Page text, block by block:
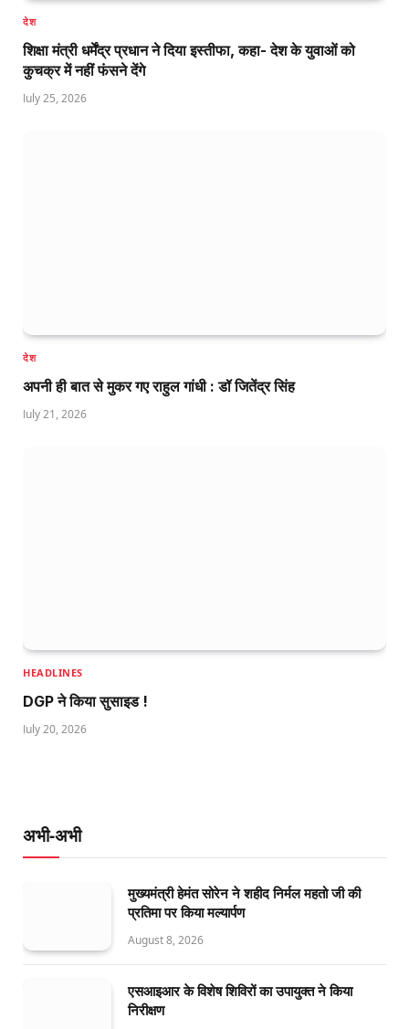
देश
शिक्षा मंत्री धर्मेंद्र प्रधान ने दिया इस्तीफा, कहा- देश के युवाओं को
कुचक्र में नहीं फंसने देंगे
July 25, 2026
देश
अपनी ही बात से मुकर गए राहुल गांधी : डॉ जितेंद्र सिंह
July 21, 2026
HEADLINES
DGP ने किया सुसाइड !
July 20, 2026
अभी-अभी
मुख्यमंत्री हेमंत सोरेन ने शहीद निर्मल महतो जी की
प्रतिमा पर किया मल्यार्पण
August 8, 2026
एसआइआर के विशेष शिविरों का उपायुक्त ने किया
निरीक्षण